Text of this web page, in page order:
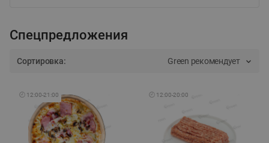
Спецпредложения
Сортировка: Green рекомендует
🕘 12:00-21:00 🕘 12:00-20:00